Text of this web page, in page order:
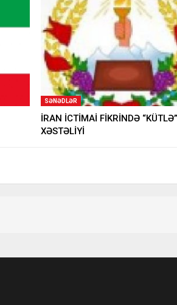
SƏNƏDLƏR
İRAN İCTİMAİ FİKRİNDƏ “KÜTLƏ”
XƏSTƏLİYİ